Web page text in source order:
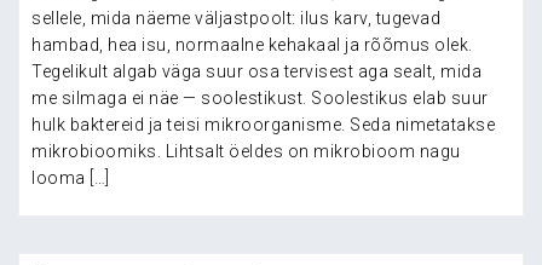
sellele, mida näeme väljastpoolt: ilus karv, tugevad
hambad, hea isu, normaalne kehakaal ja rõõmus olek.
Tegelikult algab väga suur osa tervisest aga sealt, mida
me silmaga ei näe — soolestikust. Soolestikus elab suur
hulk baktereid ja teisi mikroorganisme. Seda nimetatakse
mikrobioomiks. Lihtsalt öeldes on mikrobioom nagu
looma […]